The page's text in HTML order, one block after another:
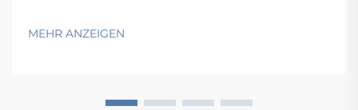
organisieren – die Herausforderung bleibt dieselbe:
MEHR ANZEIGEN